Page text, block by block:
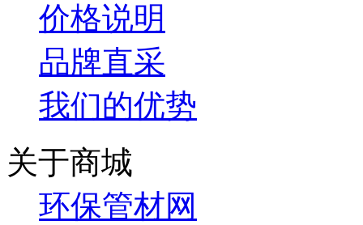
价格说明
品牌直采
我们的优势
关于商城
环保管材网